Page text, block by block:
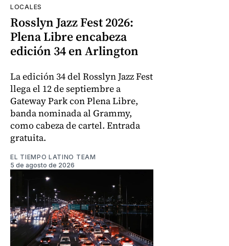
LOCALES
Rosslyn Jazz Fest 2026:
Plena Libre encabeza
edición 34 en Arlington
La edición 34 del Rosslyn Jazz Fest
llega el 12 de septiembre a
Gateway Park con Plena Libre,
banda nominada al Grammy,
como cabeza de cartel. Entrada
gratuita.
EL TIEMPO LATINO TEAM
5 de agosto de 2026